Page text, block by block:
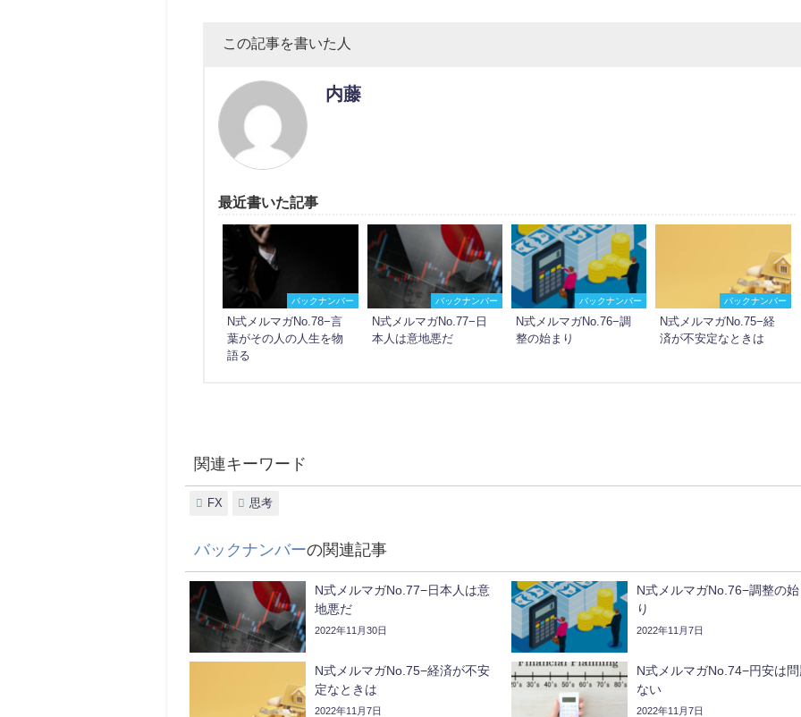
この記事を書いた人
内藤
最近書いた記事
バックナンバー
N式メルマガNo.78−言
葉がその人の人生を物
語る
バックナンバー
N式メルマガNo.77−日
本人は意地悪だ
バックナンバー
N式メルマガNo.76−調
整の始まり
バックナンバー
N式メルマガNo.75−経
済が不安定なときは
関連キーワード
FX 思考
バックナンバーの関連記事
N式メルマガNo.77−日本人は意
地悪だ
2022年11月30日
N式メルマガNo.76−調整の始
り
2022年11月7日
N式メルマガNo.75−経済が不安
定なときは
2022年11月7日
N式メルマガNo.74−円安は問
ない
2022年11月7日